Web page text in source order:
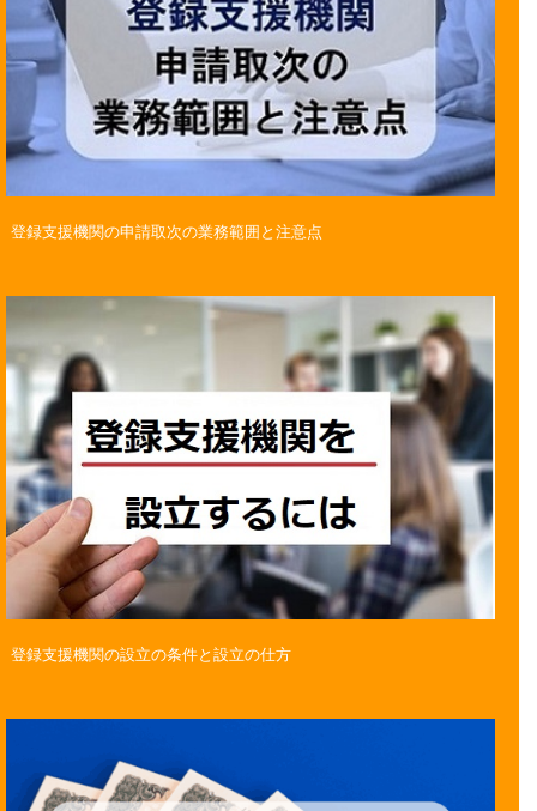
登録支援機関の申請取次の業務範囲と注意点
登録支援機関の設立の条件と設立の仕方